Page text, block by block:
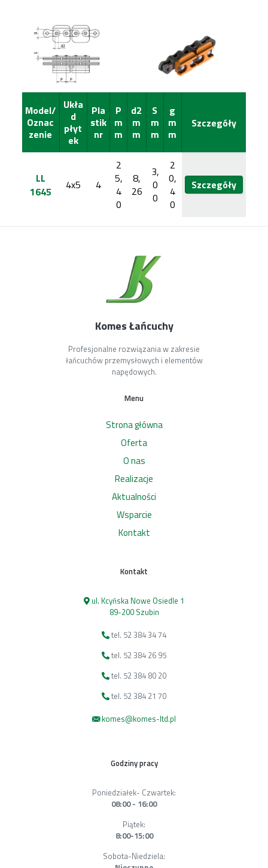
Model/
Oznac
zenie
Ukła
d
płyt
ek
Pla
stik
nr
P
m
m
d2
m
m
S
m
m
g
m
m
Szczegóły
LL
1645
4x5 4
2
5,
4
0
8,
26
3,
0
0
2
0,
4
0
Szczegóły
Komes Łańcuchy
Profesjonalne rozwiązania w zakresie
łańcuchów przemysłowych i elementów
napędowych.
Menu
Strona główna
Oferta
O nas
Realizacje
Aktualności
Wsparcie
Kontakt
Kontakt
ul. Kcyńska Nowe Osiedle 1
89-200 Szubin
tel. 52 384 34 74
tel. 52 384 26 95
tel. 52 384 80 20
tel. 52 384 21 70
komes@komes-ltd.pl
Godziny pracy
Poniedziałek- Czwartek:
08:00 - 16:00
Piątek:
8:00-15:00
Sobota-Niedziela: